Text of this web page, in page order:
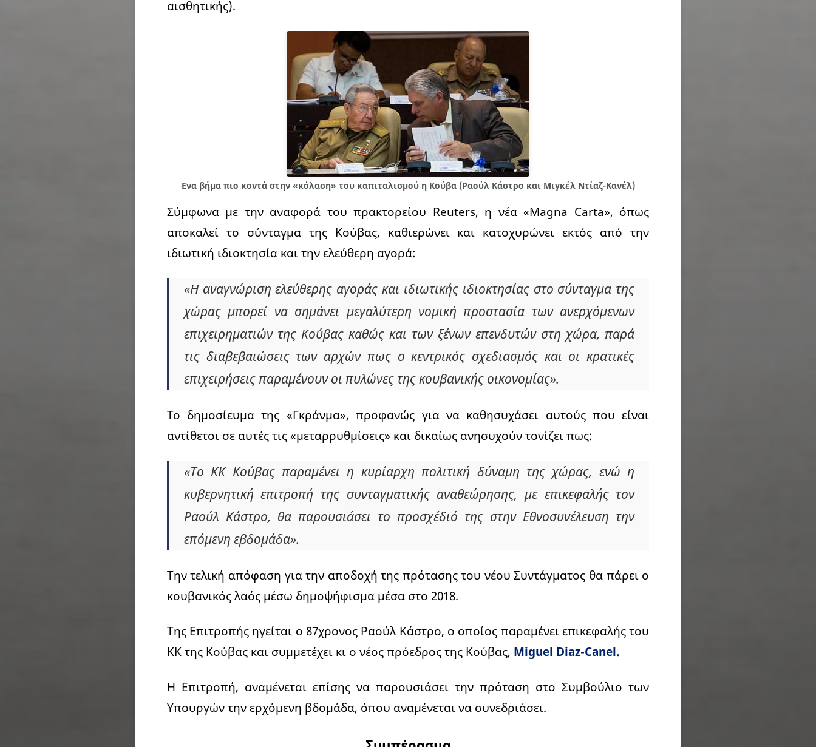
αισθητικής).
Ενα βήμα πιο κοντά στην «κόλαση» του καπιταλισμού η Κούβα (Ραούλ Κάστρο και Μιγκέλ Ντίαζ-Κανέλ)
Σύμφωνα με την αναφορά του πρακτορείου Reuters, η νέα «Magna Carta», όπως
αποκαλεί το σύνταγμα της Κούβας, καθιερώνει και κατοχυρώνει εκτός από την
ιδιωτική ιδιοκτησία και την ελεύθερη αγορά:
«Η αναγνώριση ελεύθερης αγοράς και ιδιωτικής ιδιοκτησίας στο σύνταγμα της
χώρας μπορεί να σημάνει μεγαλύτερη νομική προστασία των ανερχόμενων
επιχειρηματιών της Κούβας καθώς και των ξένων επενδυτών στη χώρα, παρά
τις διαβεβαιώσεις των αρχών πως ο κεντρικός σχεδιασμός και οι κρατικές
επιχειρήσεις παραμένουν οι πυλώνες της κουβανικής οικονομίας».
Το δημοσίευμα της «Γκράνμα», προφανώς για να καθησυχάσει αυτούς που είναι
αντίθετοι σε αυτές τις «μεταρρυθμίσεις» και δικαίως ανησυχούν τονίζει πως:
«Το ΚΚ Κούβας παραμένει η κυρίαρχη πολιτική δύναμη της χώρας, ενώ η
κυβερνητική επιτροπή της συνταγματικής αναθεώρησης, με επικεφαλής τον
Ραούλ Κάστρο, θα παρουσιάσει το προσχέδιό της στην Εθνοσυνέλευση την
επόμενη εβδομάδα».
Την τελική απόφαση για την αποδοχή της πρότασης του νέου Συντάγματος θα πάρει ο
κουβανικός λαός μέσω δημοψήφισμα μέσα στο 2018.
Της Επιτροπής ηγείται ο 87χρονος Ραούλ Κάστρο, ο οποίος παραμένει επικεφαλής του
ΚΚ της Κούβας και συμμετέχει κι ο νέος πρόεδρος της Κούβας, Miguel Diaz-Canel.
Η Επιτροπή, αναμένεται επίσης να παρουσιάσει την πρόταση στο Συμβούλιο των
Υπουργών την ερχόμενη βδομάδα, όπου αναμένεται να συνεδριάσει.